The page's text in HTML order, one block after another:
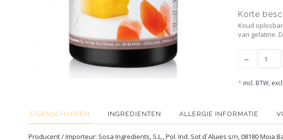
Korte
Koud
van gelatine.
* incl. BTW,
EIGENSCHAPPEN INGREDIENTEN ALLERGIE INFORMATIE
Producent / Importeur: Sosa Ingredients, S.L., Pol. Ind. Sot d´Aluies s/n, 08180 Moia